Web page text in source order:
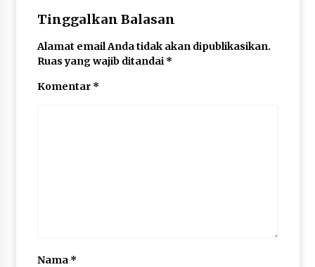
Tinggalkan Balasan
Alamat email Anda tidak akan dipublikasikan.
Ruas yang wajib ditandai *
Komentar *
Nama *